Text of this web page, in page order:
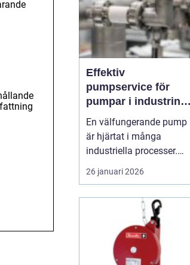
Effektiv
pumpservice för
pumpar i industrin –
så säkrar du driften
En välfungerande pump
är hjärtat i många
industriella processer.
När flödet stannar,
stannar ofta hela
pumpservice– pumpar
26 januari 2026